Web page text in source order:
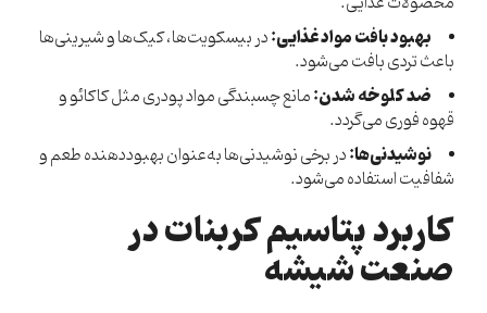
بهبود بافت مواد غذایی:در بیسکویت‌ها، کیک‌ها و شیرینی‌ها
باعث تردی بافت می‌شود.
ضد کلوخه شدن:مانع چسبندگی مواد پودری مثل کاکائو و
قهوه فوری می‌گردد.
نوشیدنی‌ها:در برخی نوشیدنی‌ها به‌عنوان بهبوددهنده طعم و
شفافیت استفاده می‌شود.
کاربرد پتاسیم کربنات در
صنعت شیشه